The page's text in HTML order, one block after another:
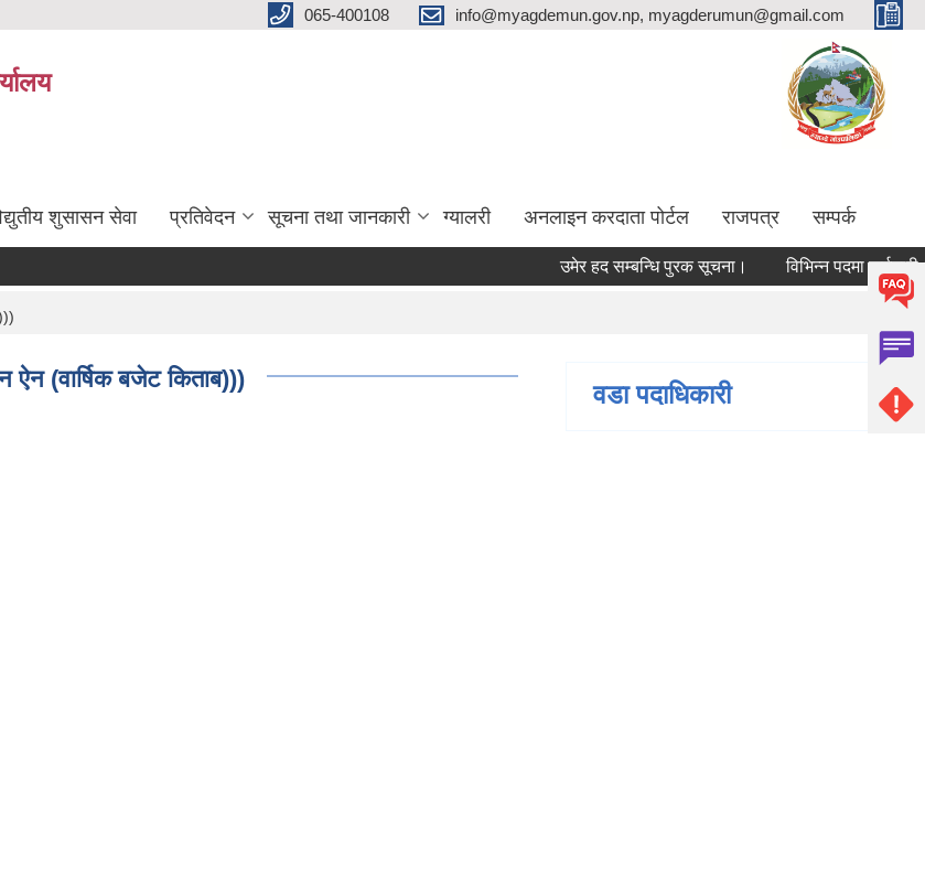
065-400108 info@myagdemun.gov.np, myagderumun@gmail.com
शुसासन सेवा प्रतिवेदन सूचना तथा जानकारी ग्यालरी अनलाइन करदाता पोर्टल राजपत्र सम्पर्क
उमेर हद सम्बन्धि पुरक सूचना। विभिन्न पदमा कर्मचारी
(वार्षिक बजेट किताब)))
वडा पदाधिकारी